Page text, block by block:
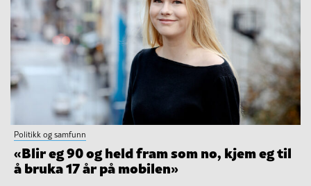
Politikk og samfunn
«Blir eg 90 og held fram som no, kjem eg til
å bruka 17 år på mobilen»